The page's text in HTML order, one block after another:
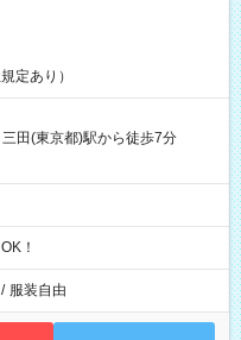
定あり）
三田(東京都)駅から徒歩7分
！
/ 服装自由